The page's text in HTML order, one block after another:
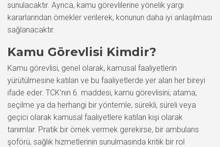
sunulacaktır. Ayrıca, kamu görevlilerine yönelik yargı
kararlarından örnekler verilerek, konunun daha iyi anlaşılması
sağlanacaktır.
Kamu Görevlisi Kimdir?
Kamu görevlisi, genel olarak, kamusal faaliyetlerin
yürütülmesine katılan ve bu faaliyetlerde yer alan her bireyi
ifade eder. TCK’nın 6. maddesi, kamu görevlisini; atama,
seçilme ya da herhangi bir yöntemle, sürekli, süreli veya
geçici olarak kamusal faaliyetlere katılan kişi olarak
tanımlar. Pratik bir örnek vermek gerekirse, bir ambulans
şoförü, sağlık hizmetlerinin sunulmasında kritik bir rol